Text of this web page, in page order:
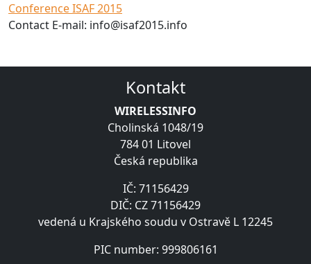
Conference ISAF 2015
Contact E-mail: info@isaf2015.info
Kontakt
WIRELESSINFO
Cholinská 1048/19
784 01 Litovel
Česká republika
IČ: 71156429
DIČ: CZ 71156429
vedená u Krajského soudu v Ostravě L 12245
PIC number: 999806161